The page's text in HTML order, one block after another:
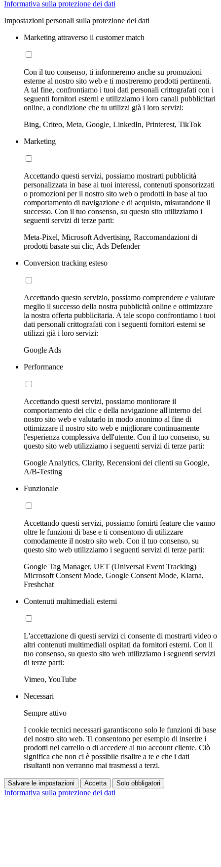
Informativa sulla protezione dei dati
Impostazioni personali sulla protezione dei dati
Marketing attraverso il customer match
Con il tuo consenso, ti informeremo anche su promozioni
esterne al nostro sito web e ti mostreremo prodotti pertinenti.
A tal fine, confrontiamo i tuoi dati personali crittografati con i
seguenti fornitori esterni e utilizziamo i loro canali pubblicitari
online, a condizione che tu utilizzi già i loro servizi:
Bing, Criteo, Meta, Google, LinkedIn, Printerest, TikTok
Marketing
Accettando questi servizi, possiamo mostrarti pubblicità
personalizzata in base ai tuoi interessi, contenuti sponsorizzati
o promozioni per il nostro sito web o prodotti in base al tuo
comportamento di navigazione e di acquisto, misurandone il
successo. Con il tuo consenso, su questo sito utilizziamo i
seguenti servizi di terze parti:
Meta-Pixel, Microsoft Advertising, Raccomandazioni di
prodotti basate sui clic, Ads Defender
Conversion tracking esteso
Accettando questo servizio, possiamo comprendere e valutare
meglio il successo della nostra pubblicità online e ottimizzare
la nostra offerta pubblicitaria. A tale scopo confrontiamo i tuoi
dati personali crittografati con i seguenti fornitori esterni se
utilizzi già i loro servizi:
Google Ads
Performance
Accettando questi servizi, possiamo monitorare il
comportamento dei clic e della navigazione all'interno del
nostro sito web e valutarlo in modo anonimo al fine di
ottimizzare il nostro sito web e migliorare continuamente
l'esperienza complessiva dell'utente. Con il tuo consenso, su
questo sito web utilizziamo i seguenti servizi di terze parti:
Google Analytics, Clarity, Recensioni dei clienti su Google,
A/B-Testing
Funzionale
Accettando questi servizi, possiamo fornirti feature che vanno
oltre le funzioni di base e ti consentono di utilizzare
comodamente il nostro sito web. Con il tuo consenso, su
questo sito web utilizziamo i seguenti servizi di terze parti:
Google Tag Manager, UET (Universal Event Tracking)
Microsoft Consent Mode, Google Consent Mode, Klarna,
Freshchat
Contenuti multimediali esterni
L'accettazione di questi servizi ci consente di mostrarti video o
altri contenuti multimediali ospitati da fornitori esterni. Con il
tuo consenso, su questo sito web utilizziamo i seguenti servizi
di terze parti:
Vimeo, YouTube
Necessari
Sempre attivo
I cookie tecnici necessari garantiscono solo le funzioni di base
del nostro sito web. Ti consentono per esempio di inserire i
prodotti nel carrello o di accedere al tuo account cliente. Ciò
significa che non ci è possibile risalire a te e che i dati
risultanti non verranno mai trasmessi a terzi.
Salvare le impostazioni Accetta Solo obbligatori
Informativa sulla protezione dei dati